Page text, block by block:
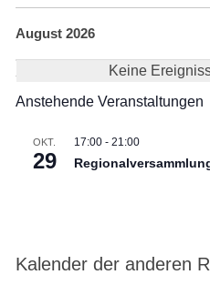
August 2026
Keine
Anstehende Veranstaltungen
OKT.
29
17:00- 21:00
Kalender der anderen